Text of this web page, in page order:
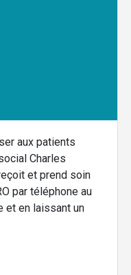
aux patients
Charles
et prend soin
par téléphone au
et en laissant un